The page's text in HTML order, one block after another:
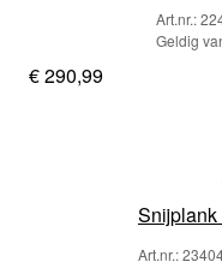
Art.nr.:
Geldig
€ 290,99
Art.nr.: